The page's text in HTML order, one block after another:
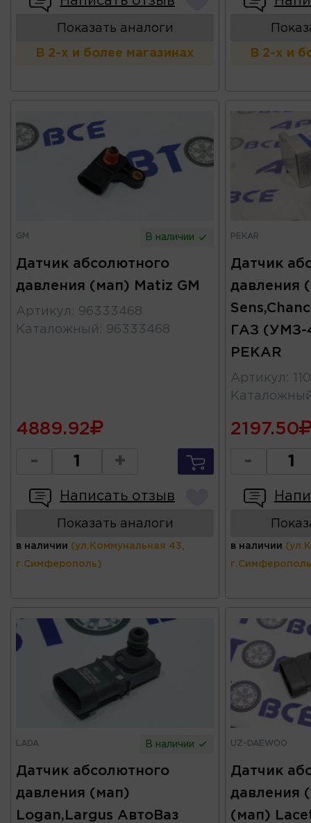
Показать аналоги
В 2-х и более магазинах В 2-х и
GM В наличии
Датчик абсолютного
давления (мап) Matiz GM
Артикул : 96333468
Каталожный : 96333468
4889.92
- +
Написать отзыв
Показать аналоги
в наличии (ул.Коммунальная 43,
г.Симферополь)
PEKAR
Датчик
давления
ГАЗ (УМЗ-
PEKAR
Артикул :
2197.50
-
в наличии
LADA В наличии
Датчик абсолютного
давления (мап)
Logan,Largus АвтоВаз
UZ-DAEWOO
Датчик
давления
(мап)